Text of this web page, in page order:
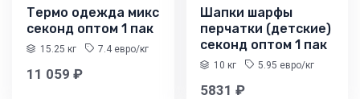
Термо одежда микс
секонд оптом 1 пак
15.25 кг 7.4 евро/кг
11 059 ₽
Шапки шарфы
перчатки (детские)
секонд оптом 1 пак
10 кг 5.95 евро/кг
5831 ₽